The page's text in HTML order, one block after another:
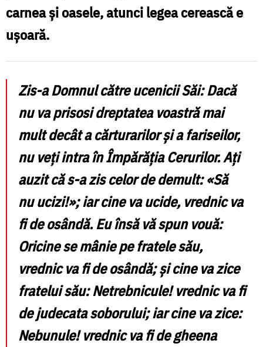
carnea și oasele, atunci legea cerească e
ușoară.
Zis-a Domnul către ucenicii Săi: Dacă
nu va prisosi dreptatea voastră mai
mult decât a cărturarilor și a fariseilor,
nu veți intra în Împărăția Cerurilor. Ați
auzit că s-a zis celor de demult: «Să
nu ucizi!»; iar cine va ucide, vrednic va
fi de osândă. Eu însă vă spun vouă:
Oricine se mânie pe fratele său,
vrednic va fi de osândă; și cine va zice
fratelui său: Netrebnicule! vrednic va fi
de judecata soborului; iar cine va zice:
Nebunule! vrednic va fi de gheena